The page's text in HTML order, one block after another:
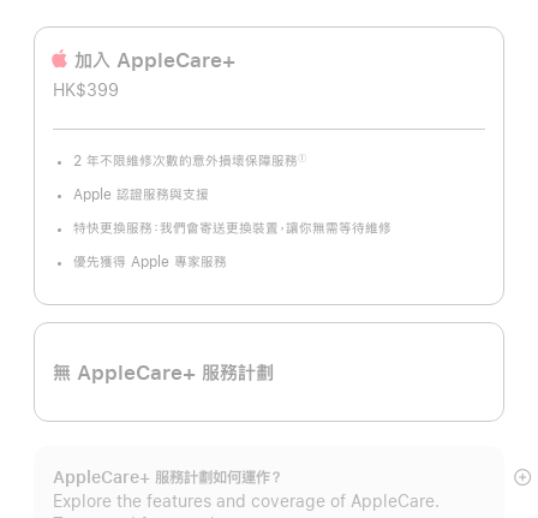
加入 AppleCare+
HK$399
2 年不限維修次數的意外損壞保障服務 ①
Apple 認證服務與支援
特快更換服務：我們會寄送更換裝置，讓你無需等待維修
優先獲得 Apple 專家服務
無 AppleCare+ 服務計劃
AppleCare+ 服務計劃如何運作？
Explore the features and coverage of AppleCare.
顯